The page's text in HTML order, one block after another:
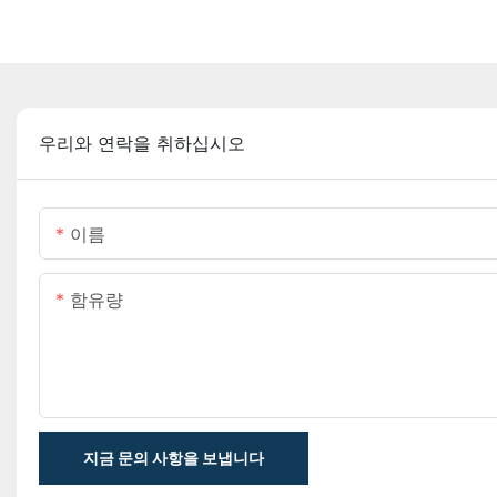
우리와 연락을 취하십시오
이름
함유량
지금 문의 사항을 보냅니다